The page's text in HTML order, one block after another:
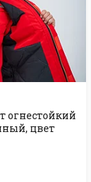
огнестойкий
цвет